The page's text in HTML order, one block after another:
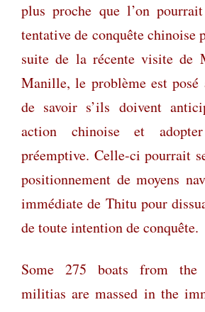
plus proche que l’on
tentative de conquête chinoise
suite de la récente visite de
Manille, le problème est posé
de savoir s’ils doivent
action chinoise et
préemptive. Celle-ci pourrait
positionnement de moyens
immédiate de Thitu pour
de toute intention de conquête.
Some 275 boats from the
militias are massed in the